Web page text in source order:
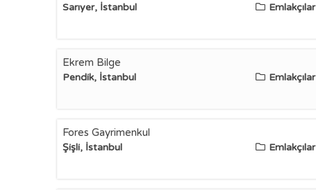
Sarıyer, İstanbul Emlakçılar
Ekrem Bilge
Pendik, İstanbul Emlakçılar
Fores Gayrimenkul
Şişli, İstanbul Emlakçılar